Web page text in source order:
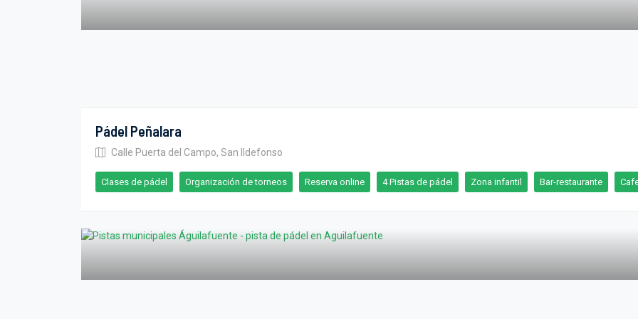
Pádel Peñalara
Calle Puerta del Campo, San Ildefonso
Clases de pádel Organización de torneos Reserva online 4 Pistas de pádel Zona infantil Bar-restaurante